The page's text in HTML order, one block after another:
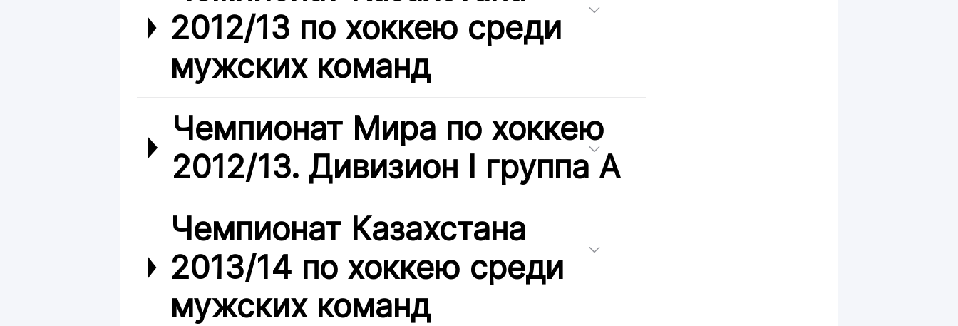
2012/13 по хоккею среди
мужских команд
Чемпионат Мира по хоккею
2012/13. Дивизион I группа А
Чемпионат Казахстана
2013/14 по хоккею среди
мужских команд